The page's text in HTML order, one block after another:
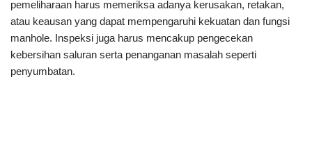
pemeliharaan harus memeriksa adanya kerusakan, retakan,
atau keausan yang dapat mempengaruhi kekuatan dan fungsi
manhole. Inspeksi juga harus mencakup pengecekan
kebersihan saluran serta penanganan masalah seperti
penyumbatan.